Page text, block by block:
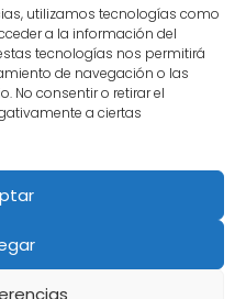
utilizamos tecnologías como
a la información del
tecnologías nos permitirá
de navegación o las
No consentir o retirar el
a ciertas
infantil: cuidados
pequeños pueden
específicos para
infantil